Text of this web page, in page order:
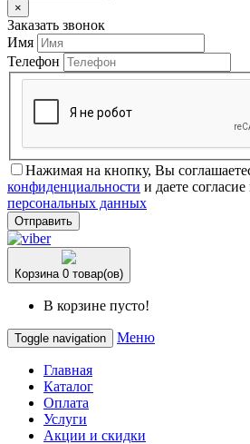
×
Заказать звонок
Имя
Телефон
Нажимая на кнопку, Вы
конфиденциальности и даете согласие
персональных данных
Отправить
Корзина 0 товар(ов)
В корзине пусто!
Toggle navigation Меню
Главная
Каталог
Оплата
Услуги
Акции и скидки